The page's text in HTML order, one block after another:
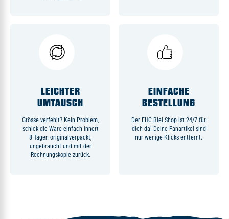
LEICHTER
UMTAUSCH
Grösse verfehlt? Kein Problem,
schick die Ware einfach innert
8 Tagen originalverpackt,
ungebraucht und mit der
Rechnungskopie zurück.
EINFACHE
BESTELLUNG
Der EHC Biel Shop ist 24/7 für
dich da! Deine Fanartikel sind
nur wenige Klicks entfernt.